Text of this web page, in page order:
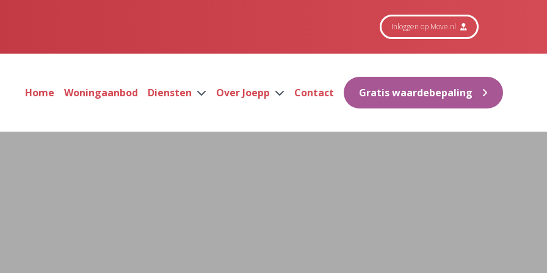
Inloggen op Move.nl
Home Woningaanbod Diensten Over Joepp Contact Gratis waardebepaling